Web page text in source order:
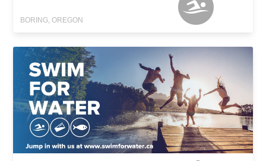
BORING, OREGON